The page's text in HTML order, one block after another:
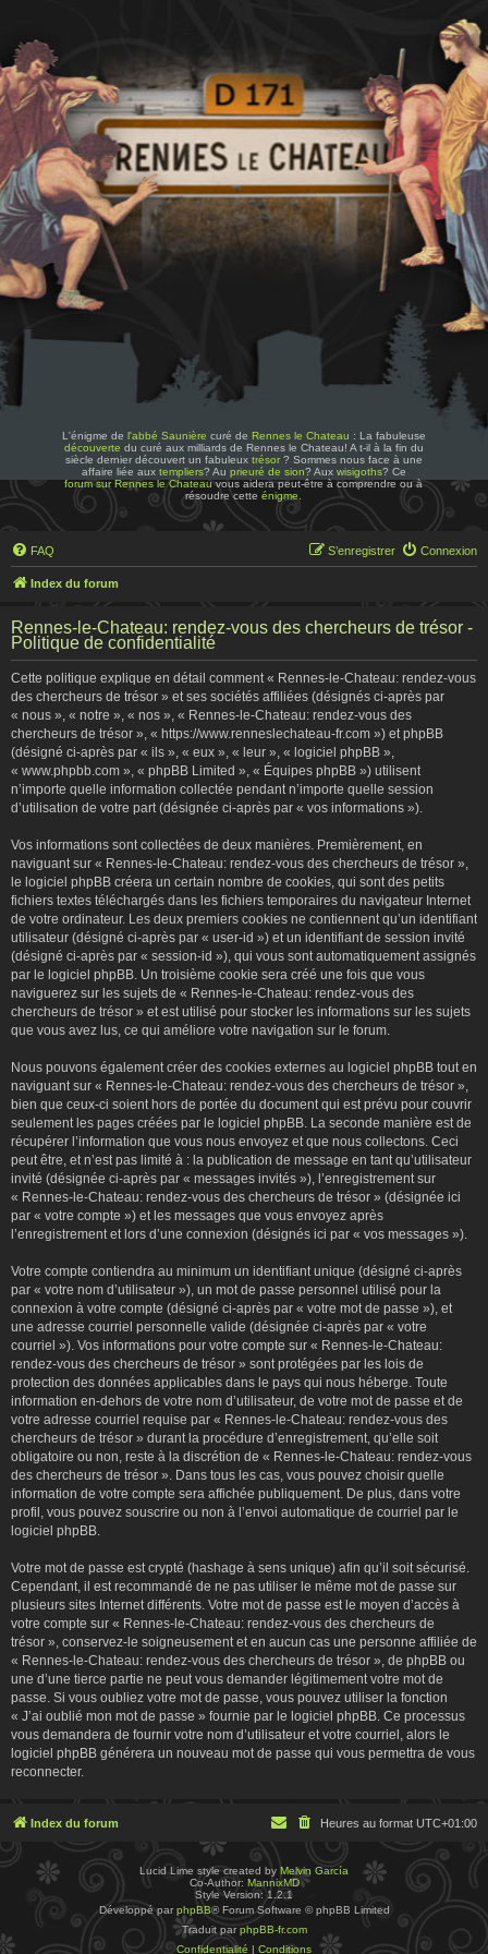
L'énigme de l'abbé Saunière curé de Rennes le Chateau : La fabuleuse
découverte du curé aux milliards de Rennes le Chateau! A t-il à la fin du
siècle dernier découvert un fabuleux trésor? Sommes nous face à une
affaire liée aux templiers? Au prieuré de sion? Aux wisigoths? Ce
forum sur Rennes le Chateauvous aidera peut-être à comprendre ou à
résoudre cetteénigme
FAQ Connexion
S’enregistrer
Index du forum
Rennes-le-Chateau: rendez-vous des chercheurs de trésor -
Politique de confidentialité
Cette politique explique en détail comment « Rennes-le-Chateau: rendez-vous
des chercheurs de trésor » et ses sociétés affiliées (désignés ci-après par
« nous », « notre », « nos », « Rennes-le-Chateau: rendez-vous des
chercheurs de trésor », « https://www.renneslechateau-fr.com ») et phpBB
(désigné ci-après par « ils », « eux », « leur », « logiciel phpBB »,
« www.phpbb.com », « phpBB Limited », « Équipes phpBB ») utilisent
n’importe quelle information collectée pendant n’importe quelle session
d’utilisation de votre part (désignée ci-après par « vos informations »).
Vos informations sont collectées de deux manières. Premièrement, en
naviguant sur « Rennes-le-Chateau: rendez-vous des chercheurs de trésor »,
le logiciel phpBB créera un certain nombre de cookies, qui sont des petits
fichiers textes téléchargés dans les fichiers temporaires du navigateur Internet
de votre ordinateur. Les deux premiers cookies ne contiennent qu’un identifiant
utilisateur (désigné ci-après par « user-id ») et un identifiant de session invité
(désigné ci-après par « session-id »), qui vous sont automatiquement assignés
par le logiciel phpBB. Un troisième cookie sera créé une fois que vous
naviguerez sur les sujets de « Rennes-le-Chateau: rendez-vous des
chercheurs de trésor » et est utilisé pour stocker les informations sur les sujets
que vous avez lus, ce qui améliore votre navigation sur le forum.
Nous pouvons également créer des cookies externes au logiciel phpBB tout en
naviguant sur « Rennes-le-Chateau: rendez-vous des chercheurs de trésor »,
bien que ceux-ci soient hors de portée du document qui est prévu pour couvrir
seulement les pages créées par le logiciel phpBB. La seconde manière est de
récupérer l’information que vous nous envoyez et que nous collectons. Ceci
peut être, et n’est pas limité à : la publication de message en tant qu’utilisateur
invité (désignée ci-après par « messages invités »), l’enregistrement sur
« Rennes-le-Chateau: rendez-vous des chercheurs de trésor » (désignée ici
par « votre compte ») et les messages que vous envoyez après
l’enregistrement et lors d’une connexion (désignés ici par « vos messages »).
Votre compte contiendra au minimum un identifiant unique (désigné ci-après
par « votre nom d’utilisateur »), un mot de passe personnel utilisé pour la
connexion à votre compte (désigné ci-après par « votre mot de passe »), et
une adresse courriel personnelle valide (désignée ci-après par « votre
courriel »). Vos informations pour votre compte sur « Rennes-le-Chateau:
rendez-vous des chercheurs de trésor » sont protégées par les lois de
protection des données applicables dans le pays qui nous héberge. Toute
information en-dehors de votre nom d’utilisateur, de votre mot de passe et de
votre adresse courriel requise par « Rennes-le-Chateau: rendez-vous des
chercheurs de trésor » durant la procédure d’enregistrement, qu’elle soit
obligatoire ou non, reste à la discrétion de « Rennes-le-Chateau: rendez-vous
des chercheurs de trésor ». Dans tous les cas, vous pouvez choisir quelle
information de votre compte sera affichée publiquement. De plus, dans votre
profil, vous pouvez souscrire ou non à l’envoi automatique de courriel par le
logiciel phpBB.
Votre mot de passe est crypté (hashage à sens unique) afin qu’il soit sécurisé.
Cependant, il est recommandé de ne pas utiliser le même mot de passe sur
plusieurs sites Internet différents. Votre mot de passe est le moyen d’accès à
votre compte sur « Rennes-le-Chateau: rendez-vous des chercheurs de
trésor », conservez-le soigneusement et en aucun cas une personne affiliée de
« Rennes-le-Chateau: rendez-vous des chercheurs de trésor », de phpBB ou
une d’une tierce partie ne peut vous demander légitimement votre mot de
passe. Si vous oubliez votre mot de passe, vous pouvez utiliser la fonction
« J’ai oublié mon mot de passe » fournie par le logiciel phpBB. Ce processus
vous demandera de fournir votre nom d’utilisateur et votre courriel, alors le
logiciel phpBB générera un nouveau mot de passe qui vous permettra de vous
reconnecter.
Index du forum Heures au format UTC+01:00
Lucid Lime style created by Melvin García
Co-Author: MannixMD
Style Version: 1.2.1
Développé par phpBB® Forum Software © phpBB Limited
Traduit parphpBB-fr.com
Confidentialité | Conditions